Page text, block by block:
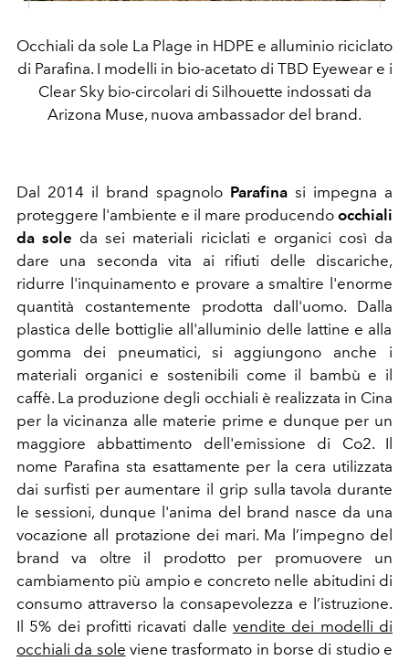
Occhiali da sole La Plage in HDPE e alluminio riciclato
di Parafina. I modelli in bio-acetato di TBD Eyewear e i
Clear Sky bio-circolari di Silhouette indossati da
Arizona Muse, nuova ambassador del brand.
Dal 2014 il brand spagnolo Parafina si impegna a
proteggere l'ambiente e il mare producendo occhiali
da sole da sei materiali riciclati e organici così da
dare una seconda vita ai rifiuti delle discariche,
ridurre l'inquinamento e provare a smaltire l'enorme
quantità costantemente prodotta dall'uomo. Dalla
plastica delle bottiglie all'alluminio delle lattine e alla
gomma dei pneumatici, si aggiungono anche i
materiali organici e sostenibili come il bambù e il
caffè. La produzione degli occhiali è realizzata in Cina
per la vicinanza alle materie prime e dunque per un
maggiore abbattimento dell'emissione di Co2. Il
nome Parafina sta esattamente per la cera utilizzata
dai surfisti per aumentare il grip sulla tavola durante
le sessioni, dunque l'anima del brand nasce da una
vocazione all protazione dei mari. Ma l’impegno del
brand va oltre il prodotto per promuovere un
cambiamento più ampio e concreto nelle abitudini di
consumo attraverso la consapevolezza e l’istruzione.
Il 5% dei profitti ricavati dalle vendite dei modelli di
occhiali da sole viene trasformato in borse di studio e